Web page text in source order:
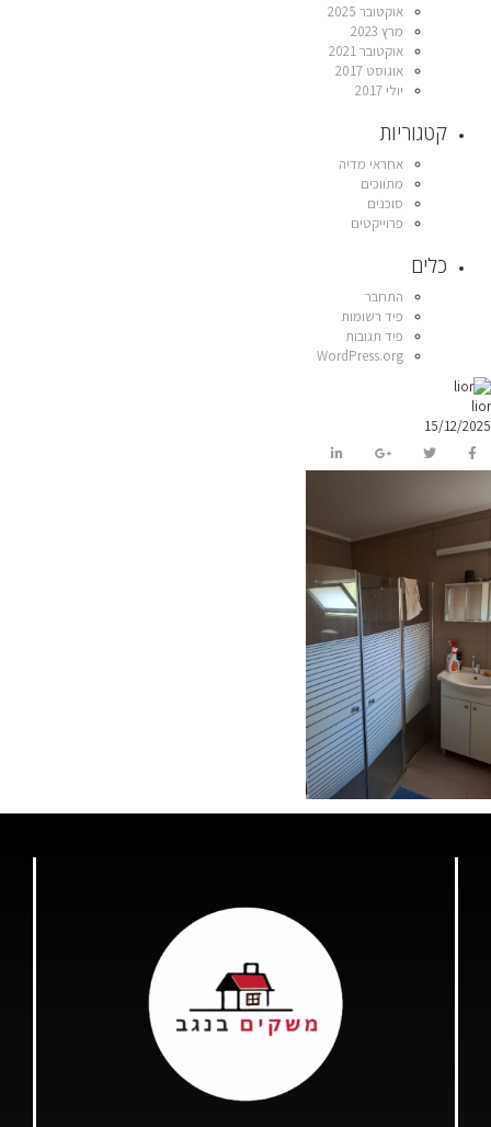
אוקטובר 2025
מרץ 2023
אוקטובר 2021
אוגוסט 2017
יולי 2017
קטגוריות
אחראי מדיה
מתווכים
סוכנים
פרוייקטים
כלים
התחבר
פיד רשומות
פיד תגובות
WordPress.org
lior
15/12/2025